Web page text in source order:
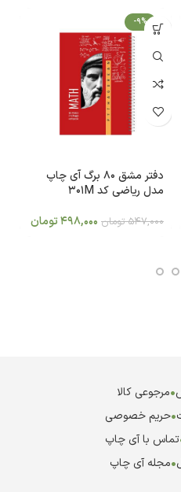
-9%
دفتر مشق 80 برگ آی چاپ
مدل ریاضی کد 301M
547,000 تومان 498,000تومان
•مرجوعی کالا
•حریم خصوصی
تماس با آی چاپ
•مجله آی چاپ